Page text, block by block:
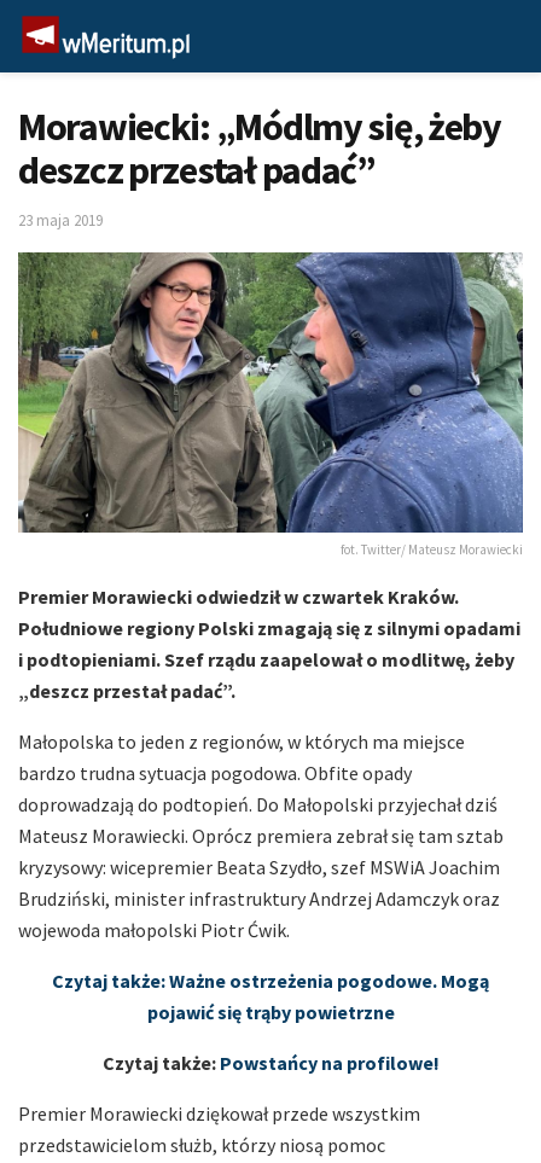
Morawiecki: „Módlmy się, żeby
deszcz przestał padać”
23 maja 2019
fot. Twitter/ Mateusz Morawiecki
Premier Morawiecki odwiedził w czwartek Kraków.
Południowe regiony Polski zmagają się z silnymi opadami
i podtopieniami. Szef rządu zaapelował o modlitwę, żeby
„deszcz przestał padać”.
Małopolska to jeden z regionów, w których ma miejsce
bardzo trudna sytuacja pogodowa. Obfite opady
doprowadzają do podtopień. Do Małopolski przyjechał dziś
Mateusz Morawiecki. Oprócz premiera zebrał się tam sztab
kryzysowy: wicepremier Beata Szydło, szef MSWiA Joachim
Brudziński, minister infrastruktury Andrzej Adamczyk oraz
wojewoda małopolski Piotr Ćwik.
Czytaj także: Ważne ostrzeżenia pogodowe. Mogą
pojawić się trąby powietrzne
Czytaj także: Powstańcy na profilowe!
Premier Morawiecki dziękował przede wszystkim
przedstawicielom służb, którzy niosą pomoc